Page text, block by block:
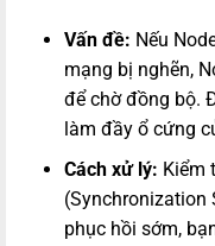
Vấn đề: Nếu
mạng bị nghẽn,
để chờ đồng bộ.
làm đầy ổ cứng
Cách xử lý: Kiểm
(Synchronization
phục hồi sớm,